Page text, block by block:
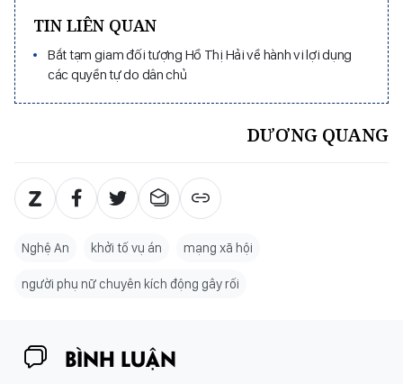
TIN LIÊN QUAN
Bắt tạm giam đối tượng Hồ Thị Hải về hành vi lợi dụng
các quyền tự do dân chủ
DƯƠNG QUANG
Nghệ An khởi tố vụ án mạng xã hội
người phụ nữ chuyên kích động gây rối
BÌNH LUẬN